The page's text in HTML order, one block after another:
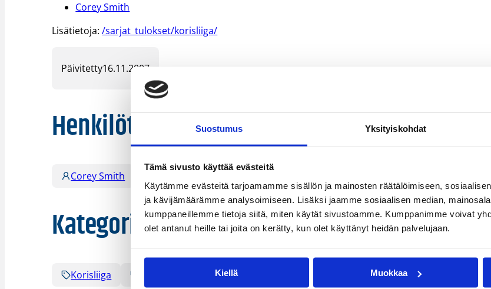
Suostumus Yksityiskohdat
Tämä sivusto käyttää evästeitä
Käytämme evästeitä tarjoamamme sisällön ja mainosten räätälöimiseen,
ja kävijämäärämme analysoimiseen. Lisäksi jaamme sosiaalisen median,
kumppaneillemme tietoja siitä, miten käytät sivustoamme. Kumppanimme voivat
olet antanut heille tai joita on kerätty, kun olet käyttänyt heidän palvelujaan.
Kiellä Muokkaa
Corey Smith
Lisätietoja:/sarjat_tulokset/korisliiga/
Päivitetty16.11.2007
Henkilöt
Corey Smith Tuomas Iisalo
Kategoriat
Korisliiga